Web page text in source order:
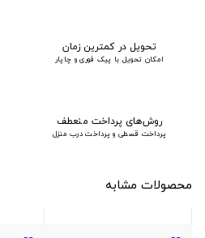
تحویل در کمترین زمان
امکان تحویل با پیک فوری و چاپار
روش‌های پرداخت منعطف
پرداخت قسطی و پرداخت درب منزل
محصولات مشابه